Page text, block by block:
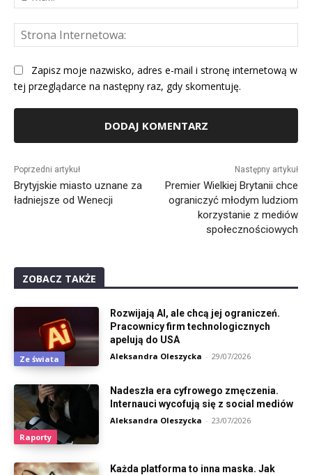
Zapisz moje nazwisko, adres e-mail i stronę internetową w
tej przeglądarce na następny raz, gdy skomentuję.
Poprzedni artykuł
Brytyjskie miasto uznane za
ładniejsze od Wenecji
Następny artykuł
Premier Wielkiej Brytanii chce
ograniczyć młodym ludziom
korzystanie z mediów
społecznościowych
ZOBACZ TAKŻE
Ze świata
Rozwijają AI, ale chcą jej ograniczeń.
Pracownicy firm technologicznych
apelują do USA
Aleksandra Oleszycka - 29/07/2026
Raporty
Nadeszła era cyfrowego zmęczenia.
Internauci wycofują się z social mediów
Aleksandra Oleszycka - 23/07/2026
Każda platforma to inna maska. Jak